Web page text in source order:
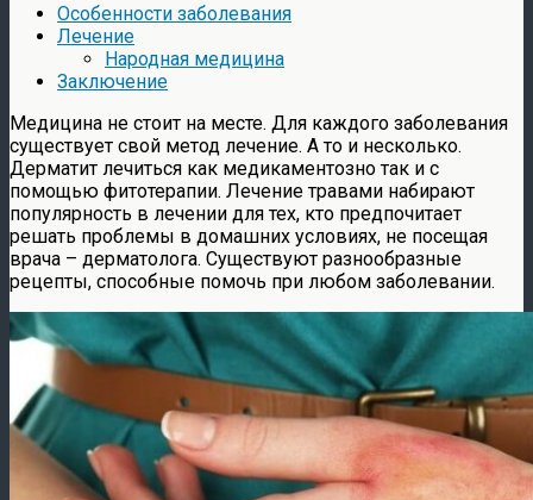
Особенности заболевания
Лечение
Народная медицина
Заключение
Медицина не стоит на месте. Для каждого заболевания
существует свой метод лечение. А то и несколько.
Дерматит лечиться как медикаментозно так и с
помощью фитотерапии. Лечение травами набирают
популярность в лечении для тех, кто предпочитает
решать проблемы в домашних условиях, не посещая
врача – дерматолога. Существуют разнообразные
рецепты, способные помочь при любом заболевании.